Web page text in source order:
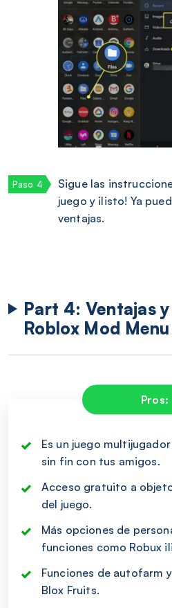
Sigue las
juego y ¡listo! Ya
ventajas.
Part 4: Ventajas
Roblox Mod
Pros:
Es un juego
sin fin con tus amigos.
Acceso gratuito a
del juego.
Más opciones de
funciones como Robux
Funciones de autofarm
Blox Fruits.